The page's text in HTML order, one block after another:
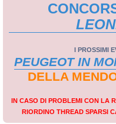
I PROSSIMI
PEUGEOT IN
DELLA
IN CASO DI PROBLEMI CON LA
RIORDINO THREAD SPARSI